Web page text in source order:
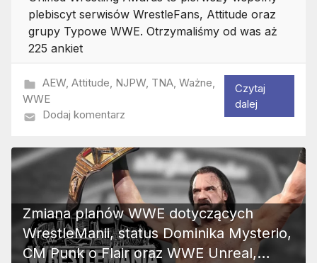
plebiscyt serwisów WrestleFans, Attitude oraz
grupy Typowe WWE. Otrzymaliśmy od was aż
225 ankiet
AEW, Attitude, NJPW, TNA, Ważne,
WWE
Dodaj komentarz
Czytaj
dalej
Zmiana planów WWE dotyczących
WrestleManii, status Dominika Mysterio,
CM Punk o Flair oraz WWE Unreal,